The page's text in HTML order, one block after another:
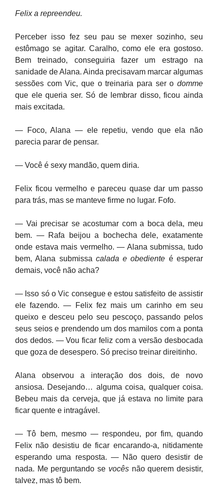
Felix a repreendeu.
Perceber isso fez seu pau se mexer sozinho, seu
estômago se agitar. Caralho, como ele era gostoso.
Bem treinado, conseguiria fazer um estrago na
sanidade de Alana. Ainda precisavam marcar algumas
sessões com Vic, que o treinaria para ser o domme
que ele queria ser. Só de lembrar disso, ficou ainda
mais excitada.
— Foco, Alana — ele repetiu, vendo que ela não
parecia parar de pensar.
— Você é sexy mandão, quem diria.
Felix ficou vermelho e pareceu quase dar um passo
para trás, mas se manteve firme no lugar. Fofo.
— Vai precisar se acostumar com a boca dela, meu
bem. — Rafa beijou a bochecha dele, exatamente
onde estava mais vermelho. — Alana submissa, tudo
bem, Alana submissa calada e obediente é esperar
demais, você não acha?
— Isso só o Vic consegue e estou satisfeito de assistir
ele fazendo. — Felix fez mais um carinho em seu
queixo e desceu pelo seu pescoço, passando pelos
seus seios e prendendo um dos mamilos com a ponta
dos dedos. — Vou ficar feliz com a versão desbocada
que goza de desespero. Só preciso treinar direitinho.
Alana observou a interação dos dois, de novo
ansiosa. Desejando… alguma coisa, qualquer coisa.
Bebeu mais da cerveja, que já estava no limite para
ficar quente e intragável.
— Tô bem, mesmo — respondeu, por fim, quando
Felix não desistiu de ficar encarando-a, nitidamente
esperando uma resposta. — Não quero desistir de
nada. Me perguntando se vocês não querem desistir,
talvez, mas tô bem.